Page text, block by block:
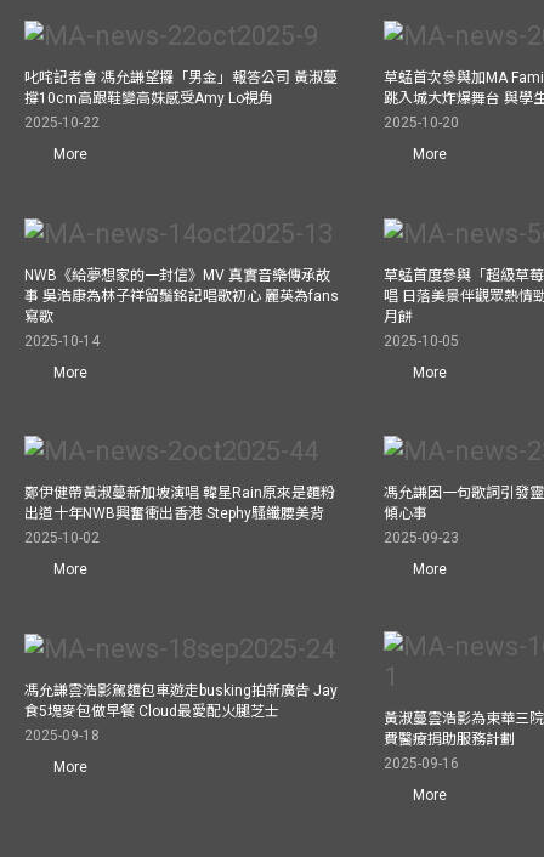
叱咤記者會 馮允謙望攞「男金」報答公司 黃淑蔓
撐10cm高跟鞋變高妹感受Amy Lo視角
2025-10-22
More
草蜢首次參與加MA
跳入城大炸爆舞台 與學
2025-10-20
More
NWB《給夢想家的一封信》MV 真實音樂傳承故
事 吳浩康為林子祥留鬚銘記唱歌初心 麗英為fans
寫歌
2025-10-14
More
草蜢首度參與「超級草
唱 日落美景伴觀眾熱情
月餅
2025-10-05
More
鄭伊健帶黃淑蔓新加坡演唱 韓星Rain原來是麵粉
出道十年NWB興奮衝出香港 Stephy騷纖腰美背
2025-10-02
More
馮允謙因一句歌詞引發
傾心事
2025-09-23
More
馮允謙雲浩影駕麵包車遊走busking拍新廣告 Jay
食5塊麥包做早餐 Cloud最愛配火腿芝士
2025-09-18
More
黃淑蔓雲浩影為東華三
費醫療捐助服務計劃
2025-09-16
More